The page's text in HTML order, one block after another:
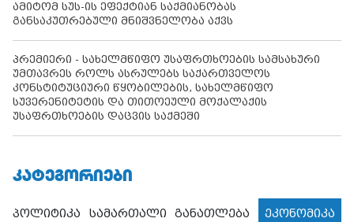
ამიტომ სუს-ის ეფექტიან საქმიანობას
განსაკუთრებული მნიშვნელობა აქვს
პრემიერი - სახელმწიფო უსაფრთხოების სამსახური
უმთავრეს როლს ასრულებს საქართველოს
კონსტიტუციური წყობილების, სახელმწიფო
სუვერენიტეტის და თითოეული მოქალაქის
უსაფრთხოების დაცვის საქმეში
ᲙᲐᲢᲔᲒᲝᲠᲘᲔᲑᲘ
პოლიტიკა სამართალი განათლება
ეკონომიკა